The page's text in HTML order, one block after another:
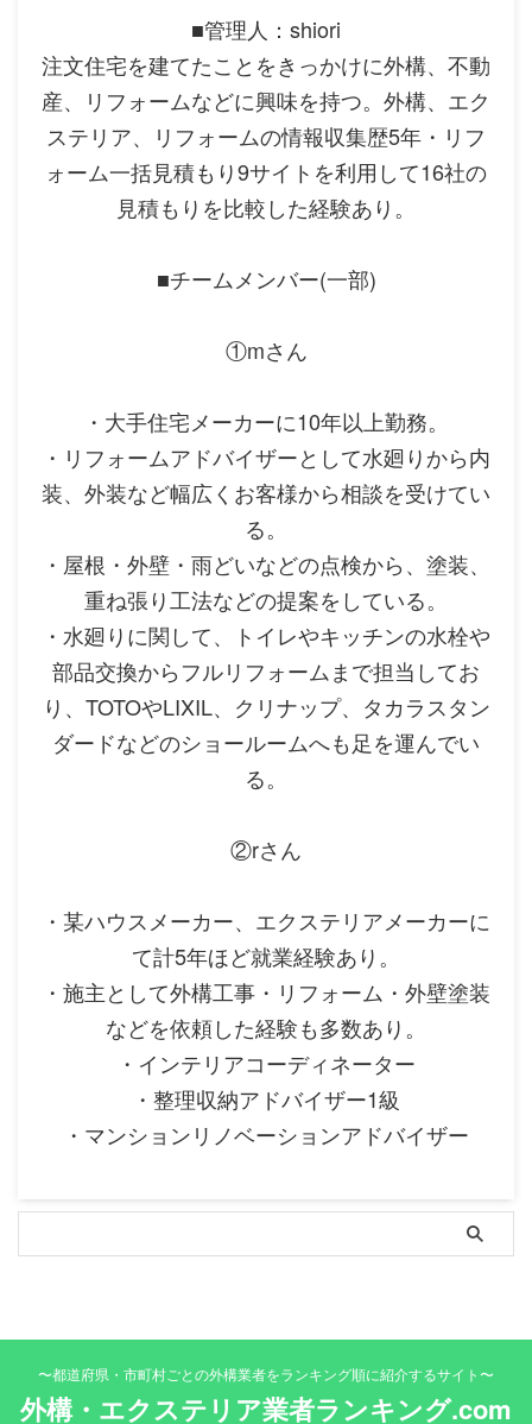
■管理人：shiori
注文住宅を建てたことをきっかけに外構、不動
産、リフォームなどに興味を持つ。外構、エク
ステリア、リフォームの情報収集歴5年・リフ
ォーム一括見積もり9サイトを利用して16社の
見積もりを比較した経験あり。
■チームメンバー(一部)
①mさん
・大手住宅メーカーに10年以上勤務。
・リフォームアドバイザーとして水廻りから内
装、外装など幅広くお客様から相談を受けてい
る。
・屋根・外壁・雨どいなどの点検から、塗装、
重ね張り工法などの提案をしている。
・水廻りに関して、トイレやキッチンの水栓や
部品交換からフルリフォームまで担当してお
り、TOTOやLIXIL、クリナップ、タカラスタン
ダードなどのショールームへも足を運んでい
る。
②rさん
・某ハウスメーカー、エクステリアメーカーに
て計5年ほど就業経験あり。
・施主として外構工事・リフォーム・外壁塗装
などを依頼した経験も多数あり。
・インテリアコーディネーター
・整理収納アドバイザー1級
・マンションリノベーションアドバイザー
〜都道府県・市町村ごとの外構業者をランキング順に紹介するサイト〜
外構・エクステリア業者ランキング.com